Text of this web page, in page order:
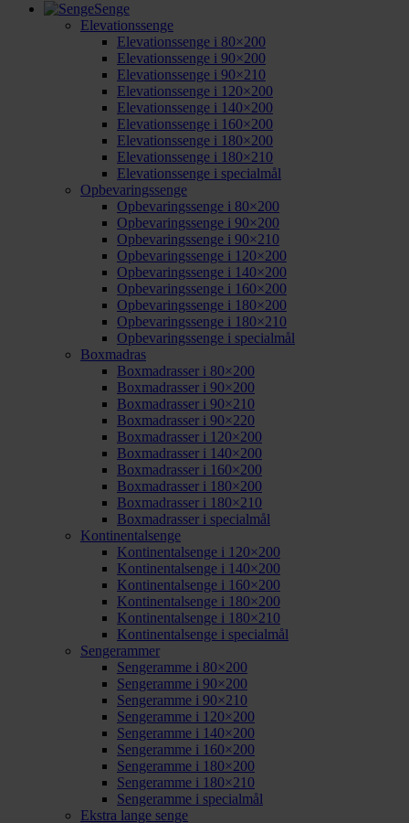
Senge
Elevationssenge
Elevationssenge i 80×200
Elevationssenge i 90×200
Elevationssenge i 90×210
Elevationssenge i 120×200
Elevationssenge i 140×200
Elevationssenge i 160×200
Elevationssenge i 180×200
Elevationssenge i 180×210
Elevationssenge i specialmål
Opbevaringssenge
Opbevaringssenge i 80×200
Opbevaringssenge i 90×200
Opbevaringssenge i 90×210
Opbevaringssenge i 120×200
Opbevaringssenge i 140×200
Opbevaringssenge i 160×200
Opbevaringssenge i 180×200
Opbevaringssenge i 180×210
Opbevaringssenge i specialmål
Boxmadras
Boxmadrasser i 80×200
Boxmadrasser i 90×200
Boxmadrasser i 90×210
Boxmadrasser i 90×220
Boxmadrasser i 120×200
Boxmadrasser i 140×200
Boxmadrasser i 160×200
Boxmadrasser i 180×200
Boxmadrasser i 180×210
Boxmadrasser i specialmål
Kontinentalsenge
Kontinentalsenge i 120×200
Kontinentalsenge i 140×200
Kontinentalsenge i 160×200
Kontinentalsenge i 180×200
Kontinentalsenge i 180×210
Kontinentalsenge i specialmål
Sengerammer
Sengeramme i 80×200
Sengeramme i 90×200
Sengeramme i 90×210
Sengeramme i 120×200
Sengeramme i 140×200
Sengeramme i 160×200
Sengeramme i 180×200
Sengeramme i 180×210
Sengeramme i specialmål
Ekstra lange senge